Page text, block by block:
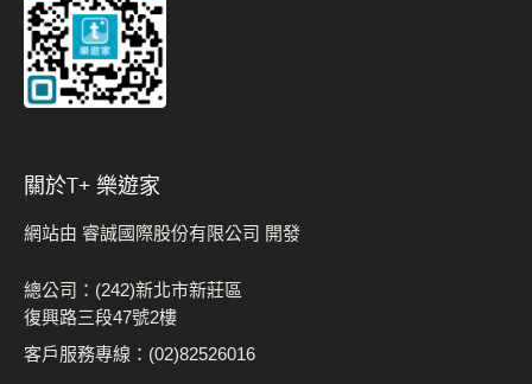
關於t+ 樂遊家
網站由 睿誠國際股份有限公司 開發
總公司：(242)新北市新莊區
復興路三段47號2樓
客戶服務專線：(02)82526016